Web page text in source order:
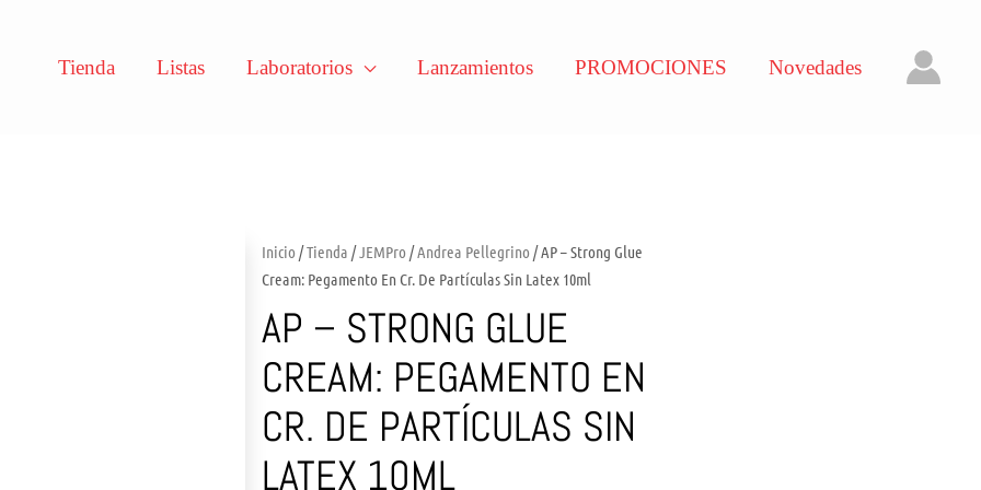
Tienda Listas Laboratorios Lanzamientos PROMOCIONES Novedades
Inicio /Tienda /JEMPro /Andrea Pellegrino / AP – Strong Glue
Cream: Pegamento En Cr. De Partículas Sin Latex 10ml
AP – STRONG GLUE
CREAM: PEGAMENTO EN
CR. DE PARTÍCULAS SIN
LATEX 10ML